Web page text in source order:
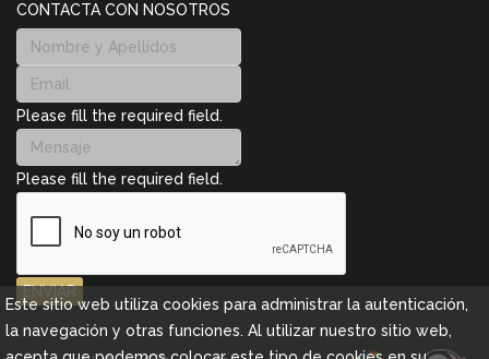
CONTACTA CON NOSOTROS
Please fill the required field.
Please fill the required field.
ENVIAR
Este sitio web utiliza cookies para administrar la autenticación,
la navegación y otras funciones. Al utilizar nuestro sitio web,